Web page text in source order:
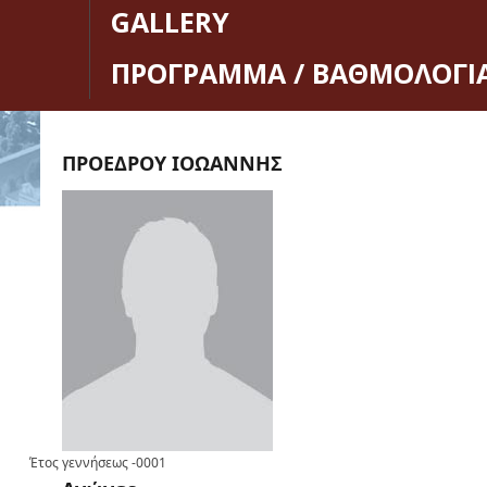
GALLERY
ΠΡΟΓΡΑΜΜΑ /
ΠΡΟΕΔΡΟΥ ΙΟΩΑΝΝΗΣ
Έτος γεννήσεως-0001